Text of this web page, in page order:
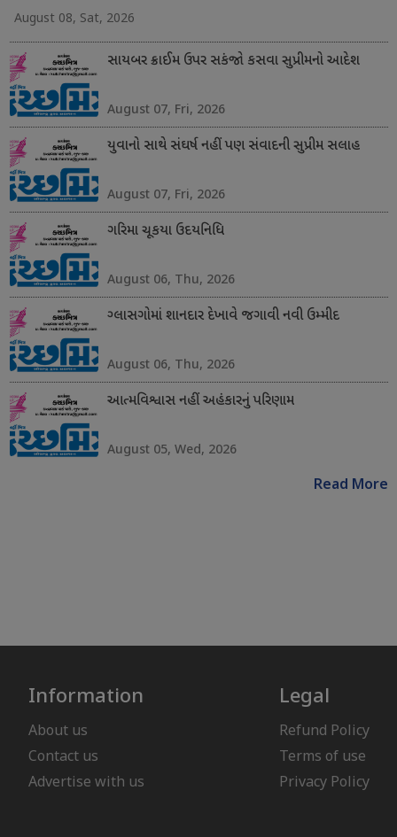
August 08, Sat, 2026
સાયબર ક્રાઈમ ઉપર સકંજો કસવા સુપ્રીમનો આદેશ
August 07, Fri, 2026
યુવાનો સાથે સંઘર્ષ નહીં પણ સંવાદની સુપ્રીમ સલાહ
August 07, Fri, 2026
ગરિમા ચૂકયા ઉદયનિધિ
August 06, Thu, 2026
ગ્લાસગોમાં શાનદાર દેખાવે જગાવી નવી ઉમ્મીદ
August 06, Thu, 2026
આત્મવિશ્વાસ નહીં અહંકારનું પરિણામ
August 05, Wed, 2026
Read More
Information
About us
Contact us
Advertise with us
Legal
Refund Policy
Terms of use
Privacy Policy